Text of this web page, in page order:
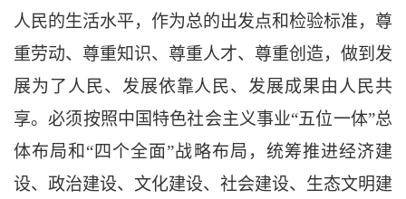
人民的生活水平，作为总的出发点和检验标准，尊
重劳动、尊重知识、尊重人才、尊重创造，做到发
展为了人民、发展依靠人民、发展成果由人民共
享。必须按照中国特色社会主义事业“五位一体”总
体布局和“四个全面”战略布局，统筹推进经济建
设、政治建设、文化建设、社会建设、生态文明建